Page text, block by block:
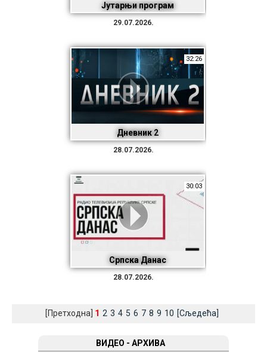
Јутарњи програм
29.07.2026.
Дневник 2
32:26
28.07.2026.
Српска Данас
30:03
28.07.2026.
[Претходна] 1 2 3 4 5 6 7 8 9 10 [Сљедећа]
ВИДЕО - АРХИВА